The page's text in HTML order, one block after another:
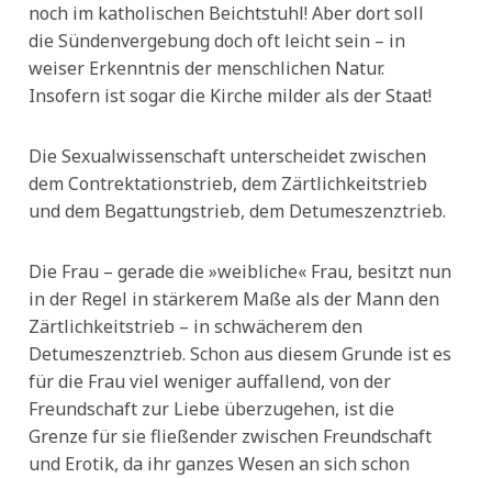
noch im katholischen Beichtstuhl! Aber dort soll
die Sündenvergebung doch oft leicht sein – in
weiser Erkenntnis der menschlichen Natur.
Insofern ist sogar die Kirche milder als der Staat!
Die Sexualwissenschaft unterscheidet zwischen
dem Contrektationstrieb, dem Zärtlichkeitstrieb
und dem Begattungstrieb, dem Detumeszenztrieb.
Die Frau – gerade die »weibliche« Frau, besitzt nun
in der Regel in stärkerem Maße als der Mann den
Zärtlichkeitstrieb – in schwächerem den
Detumeszenztrieb. Schon aus diesem Grunde ist es
für die Frau viel weniger auffallend, von der
Freundschaft zur Liebe überzugehen, ist die
Grenze für sie fließender zwischen Freundschaft
und Erotik, da ihr ganzes Wesen an sich schon